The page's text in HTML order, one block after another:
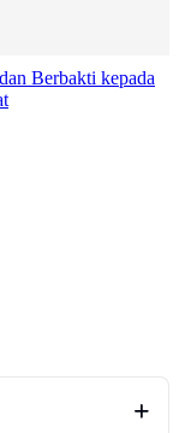
Berbakti kepada